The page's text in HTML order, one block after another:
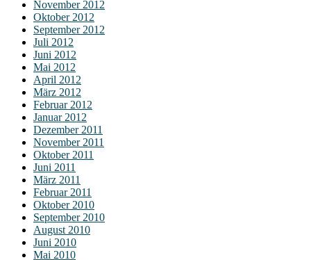
November 2012
Oktober 2012
September 2012
Juli 2012
Juni 2012
Mai 2012
April 2012
März 2012
Februar 2012
Januar 2012
Dezember 2011
November 2011
Oktober 2011
Juni 2011
März 2011
Februar 2011
Oktober 2010
September 2010
August 2010
Juni 2010
Mai 2010